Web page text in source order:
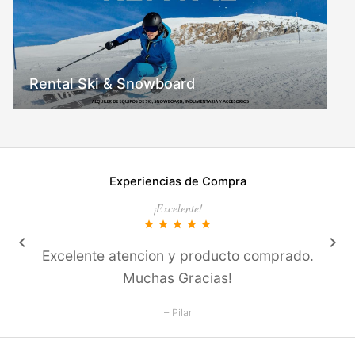
Rental Ski & Snowboard
Experiencias de Compra
¡Excelente!
star star star star star
Excelente atencion y producto comprado.
Muchas Gracias!
– Pilar
keyboard_arrow_left keyboard_arrow_right